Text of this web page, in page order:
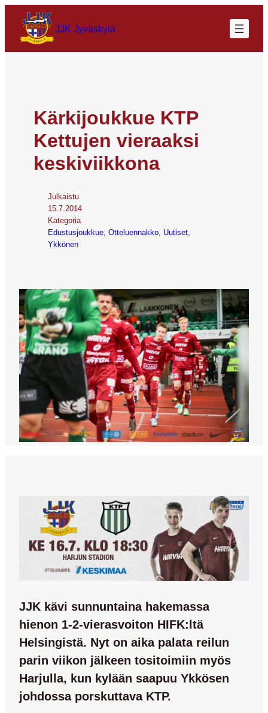
JJK Jyväskylä
Kärkijoukkue KTP
Kettujen vieraaksi
keskiviikkona
Julkaistu
15.7.2014
Kategoria
Edustusjoukkue Otteluennakko Uutiset
Ykkönen
JJK kävi sunnuntaina hakemassa
hienon 1-2-vierasvoiton HIFK:ltä
Helsingistä. Nyt on aika palata reilun
parin viikon jälkeen tositoimiin myös
Harjulla, kun kylään saapuu Ykkösen
johdossa porskuttava KTP.